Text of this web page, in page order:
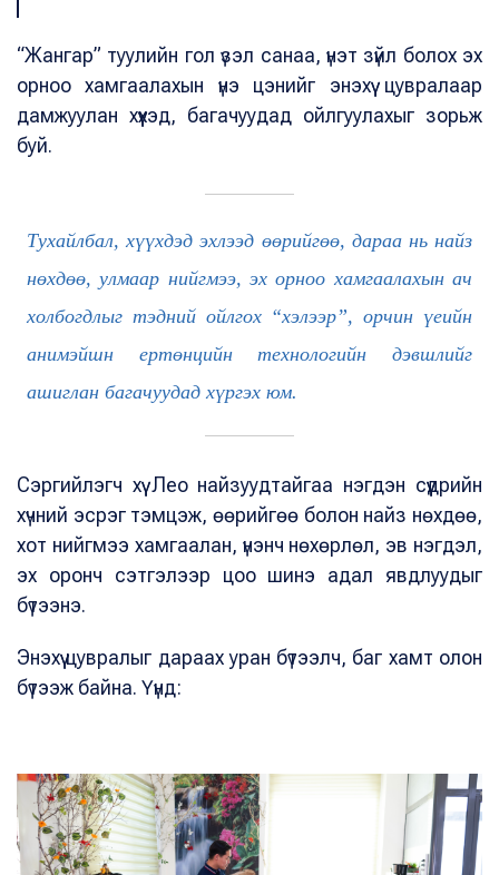
“Жангар” туулийн гол үзэл санаа, үнэт зүйл болох эх
орноо хамгаалахын үнэ цэнийг энэхүү цувралаар
дамжуулан хүүхэд, багачуудад ойлгуулахыг зорьж
буй.
Тухайлбал, хүүхдэд эхлээд өөрийгөө, дараа нь найз
нөхдөө, улмаар нийгмээ, эх орноо хамгаалахын ач
холбогдлыг тэдний ойлгох “хэлээр”, орчин үеийн
анимэйшн ертөнцийн технологийн дэвшлийг
ашиглан багачуудад хүргэх юм.
Сэргийлэгч хүү Лео найзуудтайгаа нэгдэн сүүдрийн
хүчний эсрэг тэмцэж, өөрийгөө болон найз нөхдөө,
хот нийгмээ хамгаалан, үнэнч нөхөрлөл, эв нэгдэл,
эх оронч сэтгэлээр цоо шинэ адал явдлуудыг
бүтээнэ.
Энэхүү цувралыг дараах уран бүтээлч, баг хамт олон
бүтээж байна. Үүнд: